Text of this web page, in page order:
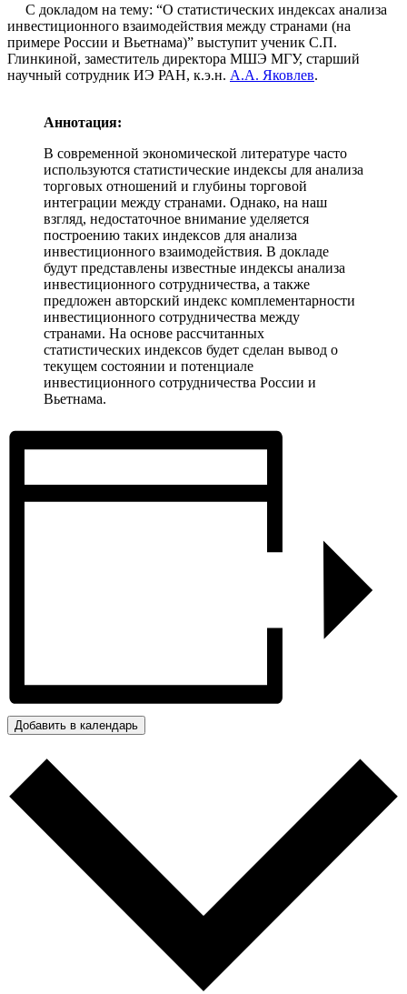
С докладом на тему: “О статистических индексах анализа
инвестиционного взаимодействия между странами (на
примере России и Вьетнама)” выступит ученик С.П.
Глинкиной, заместитель директора МШЭ МГУ, старший
научный сотрудник ИЭ РАН, к.э.н. А.А. Яковлев.
Аннотация:
В современной экономической литературе часто
используются статистические индексы для анализа
торговых отношений и глубины торговой
интеграции между странами. Однако, на наш
взгляд, недостаточное внимание уделяется
построению таких индексов для анализа
инвестиционного взаимодействия. В докладе
будут представлены известные индексы анализа
инвестиционного сотрудничества, а также
предложен авторский индекс комплементарности
инвестиционного сотрудничества между
странами. На основе рассчитанных
статистических индексов будет сделан вывод о
текущем состоянии и потенциале
инвестиционного сотрудничества России и
Вьетнама.
Добавить в календарь